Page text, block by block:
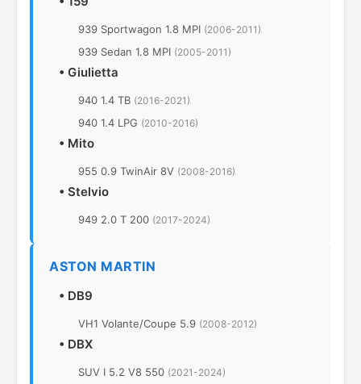
939 Sportwagon 1.8 MPI (2006-2011)
939 Sedan 1.8 MPI (2005-2011)
• Giulietta
940 1.4 TB (2016-2021)
940 1.4 LPG (2010-2016)
• Mito
955 0.9 TwinAir 8V (2008-2016)
• Stelvio
949 2.0 T 200 (2017-2024)
ASTON MARTIN
• DB9
VH1 Volante/Coupe 5.9 (2008-2012)
• DBX
SUV I 5.2 V8 550 (2021-2024)